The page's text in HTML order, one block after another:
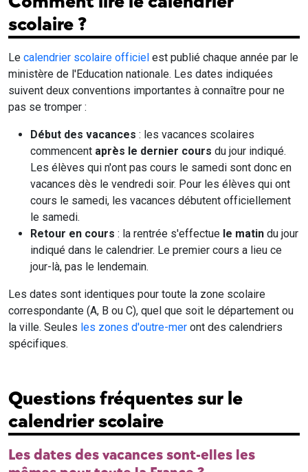
scolaire ?
Le calendrier scolaire officiel est publié chaque année par le
ministère de l'Education nationale. Les dates indiquées
suivent deux conventions importantes à connaître pour ne
pas se tromper :
Début des vacances : les vacances scolaires
commencent après le dernier cours du jour indiqué.
Les élèves qui n'ont pas cours le samedi sont donc en
vacances dès le vendredi soir. Pour les élèves qui ont
cours le samedi, les vacances débutent officiellement
le samedi.
Retour en cours : la rentrée s'effectue le matin du jour
indiqué dans le calendrier. Le premier cours a lieu ce
jour-là, pas le lendemain.
Les dates sont identiques pour toute la zone scolaire
correspondante (A, B ou C), quel que soit le département ou
la ville. Seules les zones d'outre-mer ont des calendriers
spécifiques.
Questions fréquentes sur le
calendrier scolaire
Les dates des vacances sont-elles les